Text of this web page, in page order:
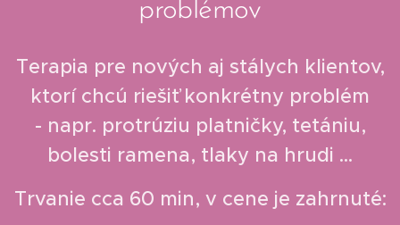
problémov
Terapia pre nových aj stálych klientov,
ktorí chcú riešiť konkrétny problém
- napr. protrúziu platničky, tetániu,
bolesti ramena, tlaky na hrudi ...
Trvanie cca 60 min, v cene je zahrnuté: